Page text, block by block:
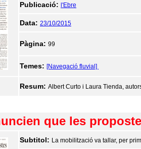
Publicació: l'Ebre
Data: 23/10/2015
Pàgina: 99
Temes: [Navegació fluvial]
Resum: Albert Curto i Laura Tienda,
que les
Subtitol: La mobilització va tallar, per